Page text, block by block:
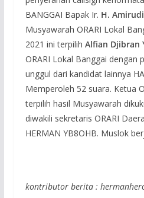
BANGGAI Bapak Ir. H.
Musyawarah ORARI Lokal
2021 ini terpilih Alfian Djibran
ORARI Lokal Banggai dengan
unggul dari kandidat lainnya
Memperoleh 52 suara. Ketua
terpilih hasil Musyawarah
diwakili sekretaris ORARI
HERMAN YB8OHB. Muslok
kontributor berita :